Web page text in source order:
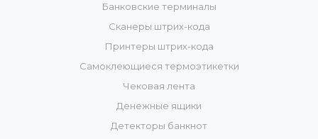
Банковские терминалы
Сканеры штрих-кода
Принтеры штрих-кода
Самоклеющиеся термоэтикетки
Чековая лента
Денежные ящики
Детекторы банкнот